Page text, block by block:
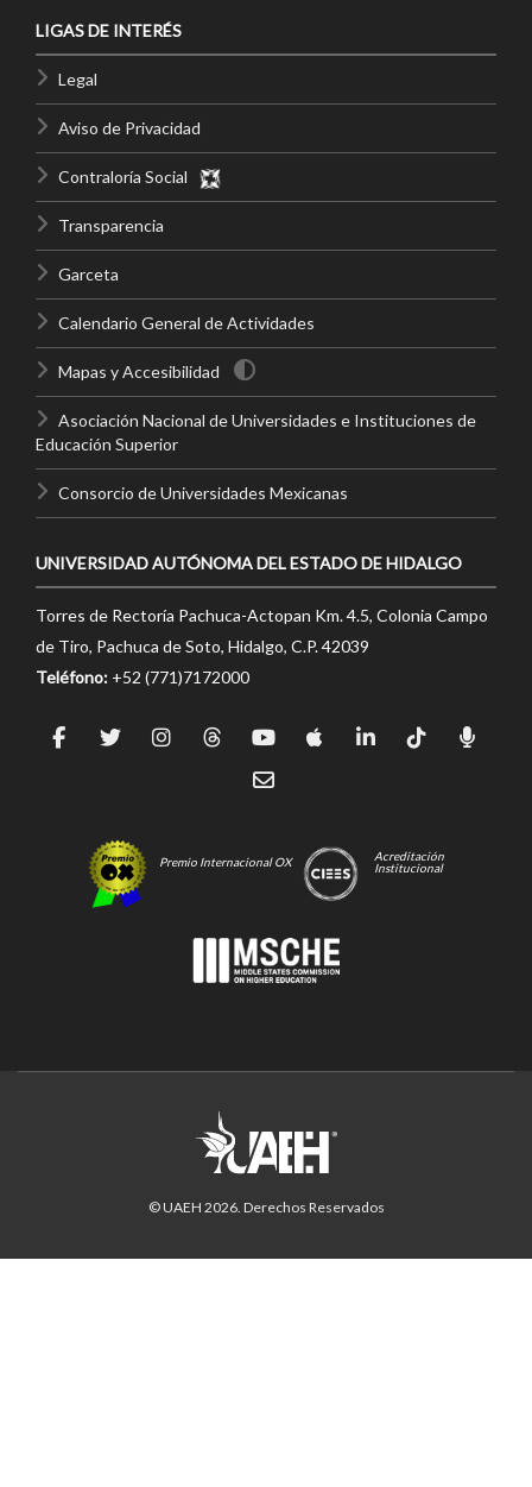
LIGAS DE INTERÉS
Legal
Aviso de Privacidad
Contraloría Social
Transparencia
Garceta
Calendario General de Actividades
Mapas y Accesibilidad
Asociación Nacional de Universidades e Instituciones de
Educación Superior
Consorcio de Universidades Mexicanas
UNIVERSIDAD AUTÓNOMA DEL ESTADO DE HIDALGO
Torres de Rectoría Pachuca-Actopan Km. 4.5, Colonia Campo
de Tiro, Pachuca de Soto, Hidalgo, C.P. 42039
Teléfono: +52 (771)7172000
Premio Internacional OX
Acreditación
Institucional
© UAEH 2026. Derechos Reservados